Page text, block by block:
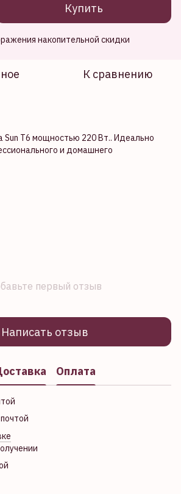
Купить
накопительной скидки
К сравнению
T6 мощностью 220 Вт.. Идеально
и домашнего
первый отзыв
Написать отзыв
Оплата